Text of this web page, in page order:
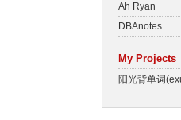
Ah Ryan
DBAnotes
My Projects
阳光背单词